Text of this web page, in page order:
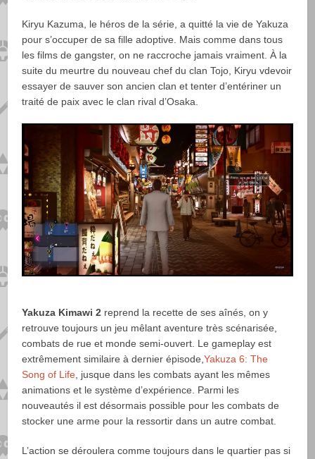
Kiryu Kazuma, le héros de la série,a quitté la vie de Yakuza
pour s’occuper de sa fille adoptive. Mais comme dans tous
les films de gangster, on ne raccroche jamais vraiment. À la
suite du meurtre du nouveau chef du clan Tojo, Kiryu vdevoir
essayer de sauver son ancien clan et tenter d’entériner un
traité de paix avec le clan rival d’Osaka.
Yakuza Kimawi 2 reprend la recette de ses aînés, on y
retrouve toujours un jeu mêlant aventure très scénarisée,
combats de rue et monde semi-ouvert. Le gameplay est
extrêmement similaire à dernier épisode,Yakuza 6: The
Song of Life , jusque dans les combats ayant les mêmes
animations et le système d’expérience. Parmi les
nouveautés il est désormais possible pour les combats de
stocker une arme pour la ressortir dans un autre combat.
L’action se déroulera comme toujours dans le quartier pas si